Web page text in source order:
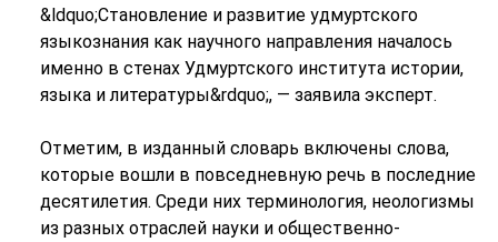
&ldquo;Становление и развитие удмуртского
языкознания как научного направления началось
именно в стенах Удмуртского института истории,
языка и литературы&rdquo;, — заявила эксперт.
Отметим, в изданный словарь включены слова,
которые вошли в повседневную речь в последние
десятилетия. Среди них терминология, неологизмы
из разных отраслей науки и общественно-